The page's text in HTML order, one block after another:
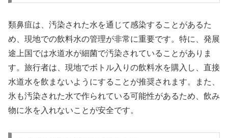
類鼻疽は、汚染された水を通じて感染することがあるた
め、現地での飲料水の管理が非常に重要です。特に、発展
途上国では水道水が細菌で汚染されていることがありま
す。旅行者は、現地でボトル入りの飲料水を購入し、直接
水道水を飲まないようにすることが推奨されます。また、
氷も汚染された水で作られている可能性があるため、飲み
物に氷を入れないことが安全です。